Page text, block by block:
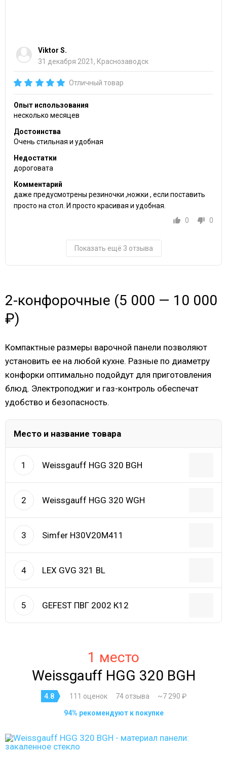
Viktor S.
31 декабря 2021, Краснозаводск
Отличный товар
Опыт использования
несколько месяцев
Достоинства
Очень стильная и удобная
Недостатки
дороговата
Комментарий
даже предусмотрены резиночки ,ножки , если поставить
просто на стол. И просто красивая и удобная.
0
0
Показать ещё 3 отзыва
2-конфорочные (5 000 — 10 000
₽)
Компактные размеры варочной панели позволяют
установить ее на любой кухне. Разные по диаметру
конфорки оптимально подойдут для приготовления
блюд. Электроподжиг и газ-контроль обеспечат
удобство и безопасность.
Место и название товара
1 Weissgauff HGG 320 BGH
2 Weissgauff HGG 320 WGH
3 Simfer H30V20M411
4 LEX GVG 321 BL
5 GEFEST ПВГ 2002 К12
1 место
Weissgauff HGG 320 BGH
4.8 111 оценок 74 отзыва ~7 290 ₽
94% рекомендуют к покупке